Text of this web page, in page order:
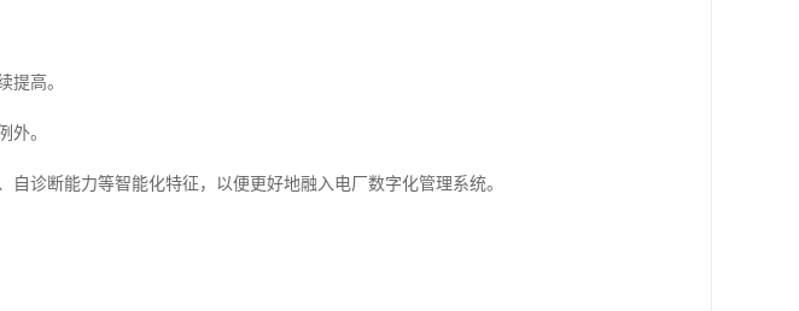
提高。
外。
诊断能力等智能化特征，以便更好地融入电厂数字化管理系统。